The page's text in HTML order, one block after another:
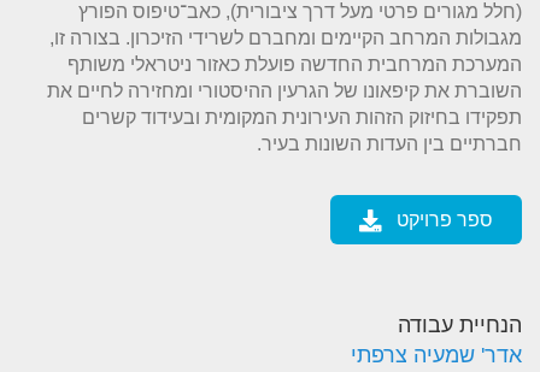
(חלל מגורים פרטי מעל דרך ציבורית), כאב־טיפוס הפורץ
מגבולות המרחב הקיימים ומחברם לשרידי הזיכרון. בצורה זו,
המערכת המרחבית החדשה פועלת כאזור ניטראלי משותף
השוברת את קיפאונו של הגרעין ההיסטורי ומחזירה לחיים את
תפקידו בחיזוק הזהות העירונית המקומית ובעידוד קשרים
חברתיים בין העדות השונות בעיר.
ספר פרויקט
הנחיית עבודה
אדר' שמעיה צרפתי